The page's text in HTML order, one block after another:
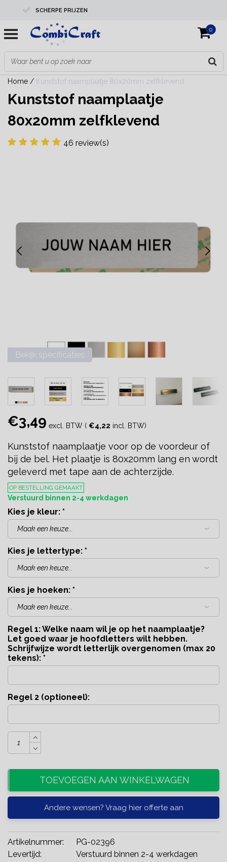
SCHERPE PRIJZEN
PROFESSIONELE KWALITEIT
EXPERTS IN MAATWERK
0
Home / Kunststof naamplaatje 80x20mm zelfklevend
Kunststof naamplaatje
80x20mm zelfklevend
46 review(s)
Bekijk specificaties
€3,49 excl. BTW ( €4,22 incl. BTW)
Kunststof naamplaatje voor op de voordeur of
bij de bel. Het plaatje is 80x20mm lang en wordt
geleverd met tape aan de achterzijde.
OP BESTELLING GEMAAKT
Verstuurd binnen 2-4 werkdagen
Kies je kleur: *
Kies je lettertype: *
Kies je hoeken: *
Regel 1: Welke naam wil je op het naamplaatje?
Let goed waar je hoofdletters wilt hebben.
Schrijfwijze wordt letterlijk overgenomen (max 20
tekens): *
Regel 2 (optioneel):
TOEVOEGEN AAN WINKELWAGEN
Andere wensen? Vraag hier offerte aan
Artikelnummer:
PG-02396
Levertijd:
Verstuurd binnen 2-4 werkdagen